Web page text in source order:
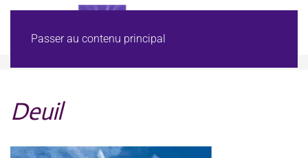
Passer au contenu principal
Deuil